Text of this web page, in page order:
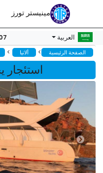
مينيستر تورز
العربية
الصفحة الرئيسية > ألانيا >
استئجار